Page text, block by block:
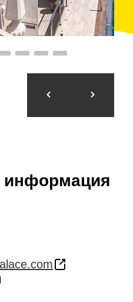
информация